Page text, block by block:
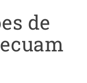
de